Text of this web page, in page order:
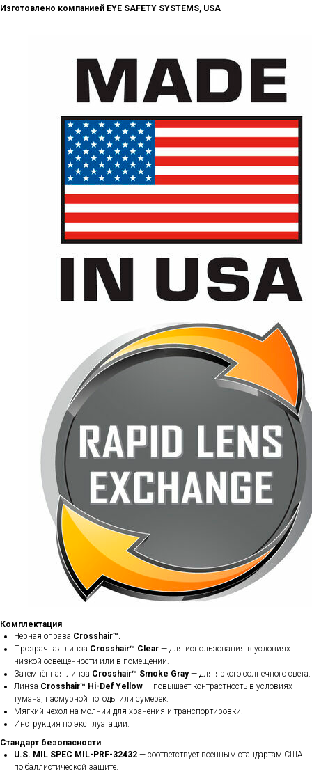
Изготовлено компанией EYE SAFETY SYSTEMS, USA
Комплектация
Чёрная оправа Crosshair™.
Прозрачная линза Crosshair™ Clear — для использования в условиях
низкой освещённости или в помещении.
Затемнённая линза Crosshair™ Smoke Gray— для яркого солнечного света.
Линза Crosshair™ Hi-Def Yellow — повышает контрастность в условиях
тумана, пасмурной погоды или сумерек.
Мягкий чехол на молнии для хранения и транспортировки.
Инструкция по эксплуатации.
Стандарт безопасности
U.S. MIL SPEC MIL-PRF-32432 — соответствует военным стандартам США
по баллистической защите.